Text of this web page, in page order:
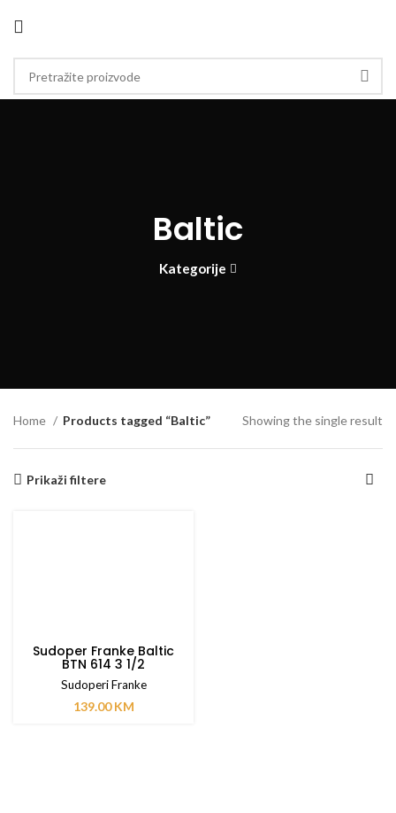
Baltic
Kategorije
Home Products tagged “Baltic” Showing the single result
Prikaži filtere
Sudoper Franke Baltic
BTN 614 3 1/2
Sudoperi Franke
139.00KM